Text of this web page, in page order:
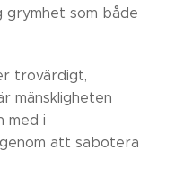
som både
trovärdigt,
mänskligheten
med i
att sabotera